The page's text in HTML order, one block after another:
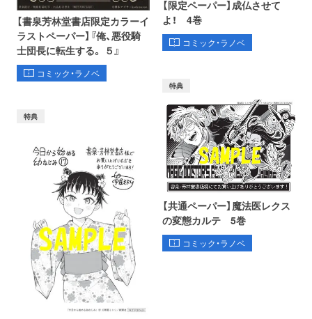
【書泉芳林堂書店限定カラーイ
ラストペーパー】『俺、悪役騎
士団長に転生する。 ５』
コミック・ラノベ
【限定ペーパー】成仏させて
よ！ 4巻
コミック・ラノベ
特典
特典
【共通ペーパー】魔法医レクス
の変態カルテ 5巻
コミック・ラノベ